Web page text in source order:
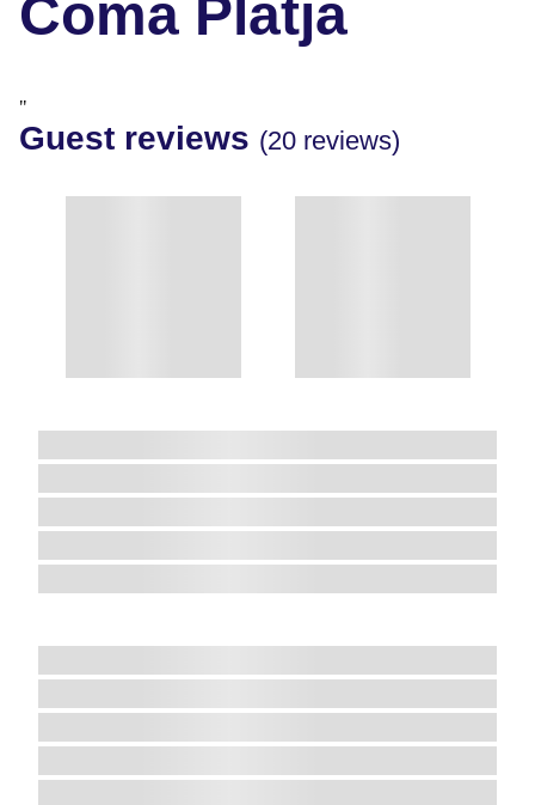
Coma Platja
"
Guest reviews (20 reviews)